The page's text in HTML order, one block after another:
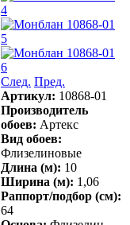
След. Пред.
Артикул: 10868-01
Производитель
обоев: Артекс
Вид обоев:
Флизелиновые
Длина (м): 10
Ширина (м): 1,06
Раппорт/подбор (см):
64